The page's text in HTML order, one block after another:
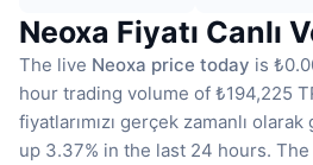
Neoxa Fiyatı Canlı
The live Neoxa price today is
hour trading volume of ₺194,225
fiyatlarımızı gerçek zamanlı
up 3.37% in the last 24 hours.